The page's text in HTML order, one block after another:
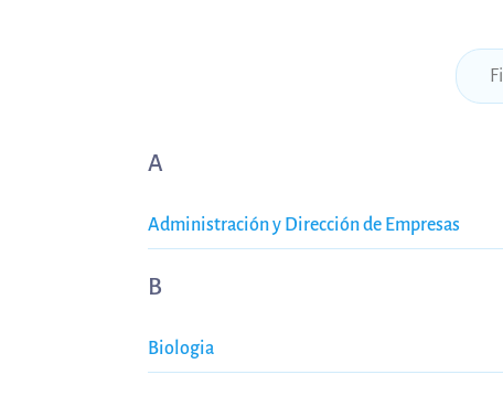
A
Administración y Dirección de Empresas
B
Biologia